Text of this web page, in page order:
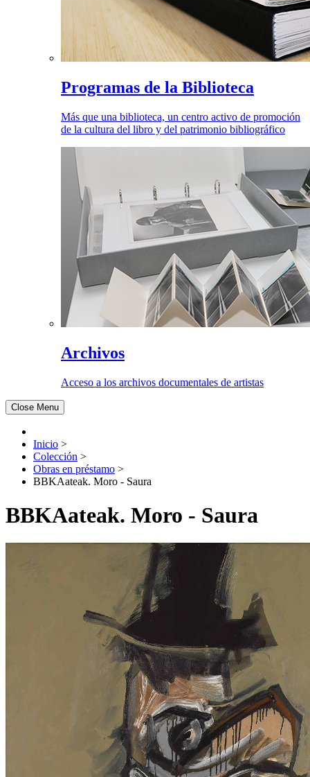
Programas de la Biblioteca
Más que una biblioteca, un centro activo de promoción
de la cultura del libro y del patrimonio bibliográfico
Archivos
Acceso a los archivos documentales de artistas
Close Menu
Inicio >
Colección >
Obras en préstamo >
BBKAateak. Moro - Saura
BBKAateak. Moro - Saura